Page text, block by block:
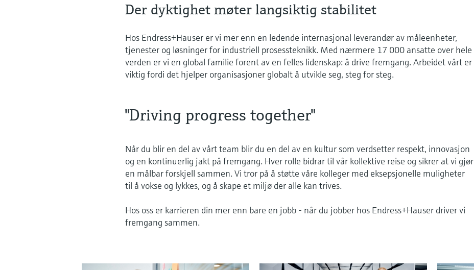
Der dyktighet møter langsiktig stabilitet
Hos Endress+Hauser er vi mer enn en ledende internasjonal leverandør av måleenheter,
tjenester og løsninger for industriell prosessteknikk. Med nærmere 17 000 ansatte over hele
verden er vi en global familie forent av en felles lidenskap: å drive fremgang. Arbeidet vårt er
viktig fordi det hjelper organisasjoner globalt å utvikle seg, steg for steg.
"Driving progress together"
Når du blir en del av vårt team blir du en del av en kultur som verdsetter respekt, innovasjon
og en kontinuerlig jakt på fremgang. Hver rolle bidrar til vår kollektive reise og sikrer at vi gjør
en målbar forskjell sammen. Vi tror på å støtte våre kolleger med eksepsjonelle muligheter
til å vokse og lykkes, og å skape et miljø der alle kan trives.
Hos oss er karrieren din mer enn bare en jobb - når du jobber hos Endress+Hauser driver vi
fremgang sammen.